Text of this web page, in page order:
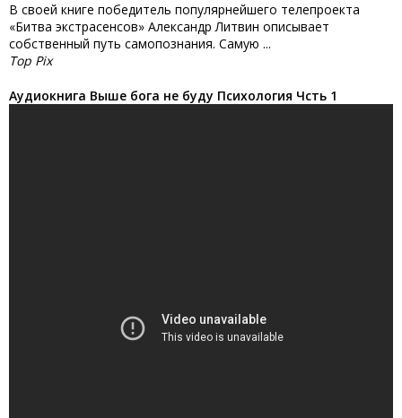
В своей книге победитель популярнейшего телепроекта
«Битва экстрасенсов» Александр Литвин описывает
собственный путь самопознания. Самую ...
Top Pix
Аудиокнига Выше бога не буду Психология Чсть 1